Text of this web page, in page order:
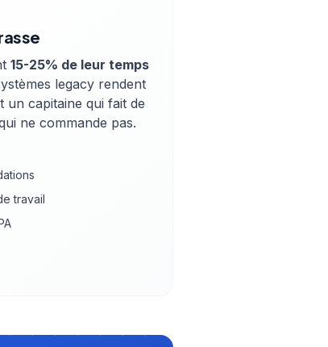
15-25% de leur temps
legacy rendent
capitaine qui fait de
ne commande pas.
travail